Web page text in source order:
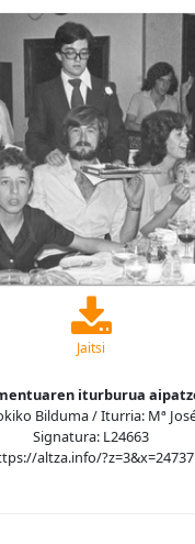
Jaitsi
iturburua
Bilduma / Iturria: Mª
Signatura: L24663
altza.info/?z=3&x=24737